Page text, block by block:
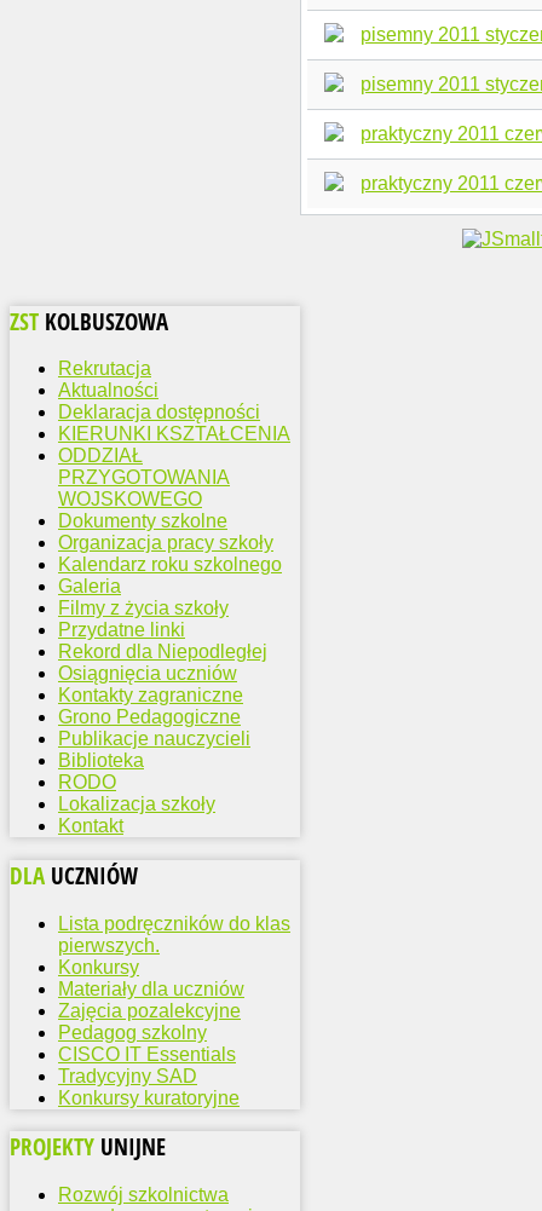
pisemny 2011
pisemny 2011
praktyczny 2011
praktyczny 2011
ZST KOLBUSZOWA
Rekrutacja
Aktualności
Deklaracja dostępności
KIERUNKI KSZTAŁCENIA
ODDZIAŁ
PRZYGOTOWANIA
WOJSKOWEGO
Dokumenty szkolne
Organizacja pracy szkoły
Kalendarz roku szkolnego
Galeria
Filmy z życia szkoły
Przydatne linki
Rekord dla Niepodległej
Osiągnięcia uczniów
Kontakty zagraniczne
Grono Pedagogiczne
Publikacje nauczycieli
Biblioteka
RODO
Lokalizacja szkoły
Kontakt
DLA UCZNIÓW
Lista podręczników do klas
pierwszych.
Konkursy
Materiały dla uczniów
Zajęcia pozalekcyjne
Pedagog szkolny
CISCO IT Essentials
Tradycyjny SAD
Konkursy kuratoryjne
PROJEKTY UNIJNE
Rozwój szkolnictwa